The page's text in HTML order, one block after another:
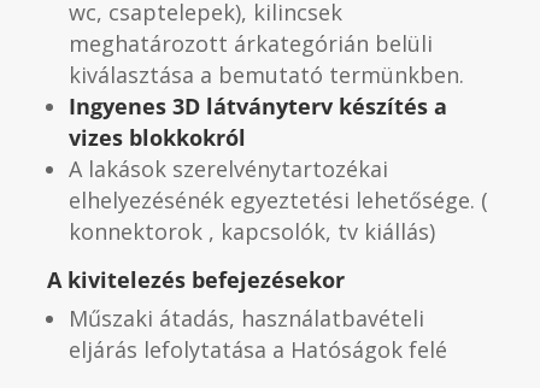
wc, csaptelepek), kilincsek
meghatározott árkategórián belüli
kiválasztása a bemutató termünkben.
Ingyenes 3D látványterv készítés a
vizes blokkokról
A lakások szerelvénytartozékai
elhelyezésénék egyeztetési lehetősége. (
konnektorok , kapcsolók, tv kiállás)
A kivitelezés befejezésekor
Műszaki átadás, használatbavételi
eljárás lefolytatása a Hatóságok felé